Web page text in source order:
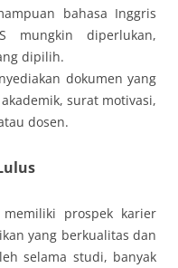
bahasa Inggris
mungkin diperlukan,
dipilih.
dokumen yang
surat motivasi,
dosen.
prospek karier
yang berkualitas dan
selama studi, banyak